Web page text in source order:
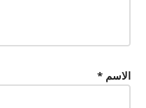
الاسم*